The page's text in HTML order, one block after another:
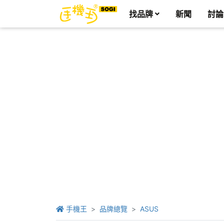
找品牌 新聞 討論
手機王 品牌總覽 ASUS